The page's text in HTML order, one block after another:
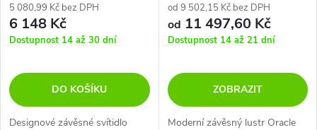
5 080,99 Kč bez DPH
6 148 Kč
Dostupnost 14 až 30 dní
DO KOŠÍKU
Designové závěsné svítidlo
od 9 502,15 Kč bez DPH
od 11 497,60 Kč
Dostupnost 14 až 21 dní
ZOBRAZIT
Moderní závěsný lustr Oracle